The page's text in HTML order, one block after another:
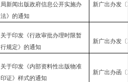
局新闻出版政府信息公开实施办
法》的通知
新广出办发
关于印发《行政审批办理时限暂
行规定》的通知
新广出办发
关于印发《内部资料性出版物准
印证》样式的通知
新广出办函